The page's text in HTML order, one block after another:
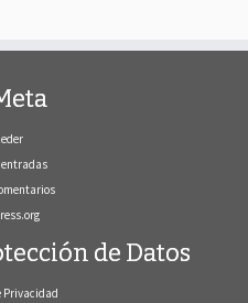
entradas
de Datos
Privacidad